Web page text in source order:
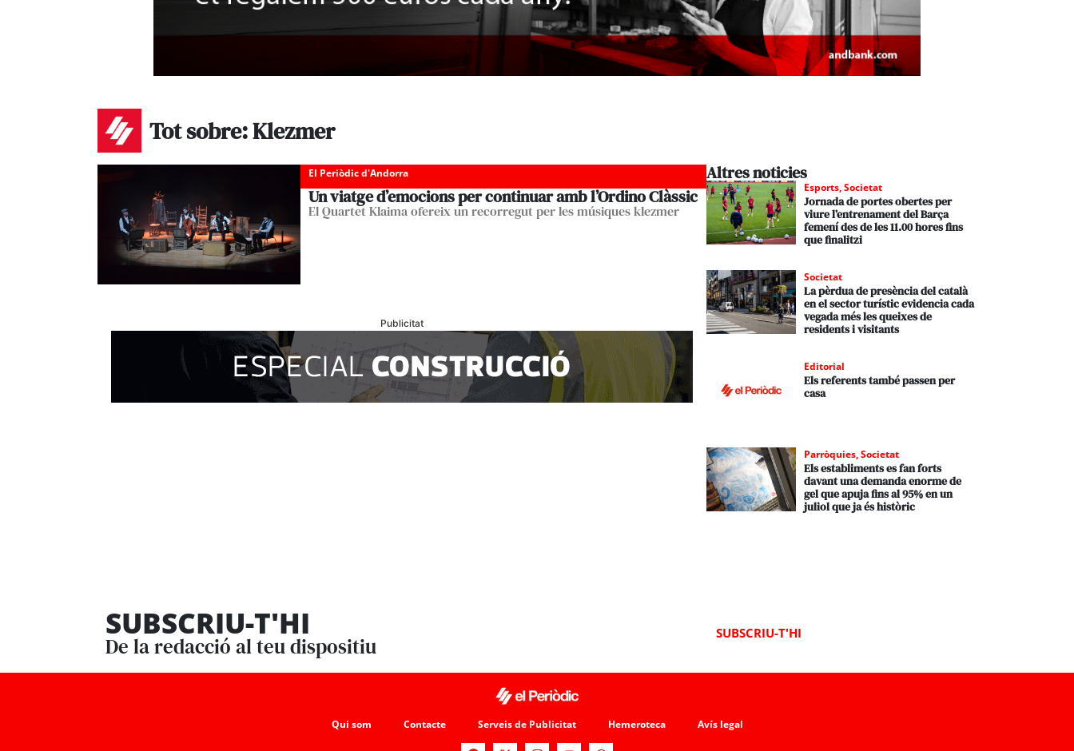
Tot sobre: Klezmer
El Periòdic d'Andorra
Un viatge d’emocions per continuar amb l’Ordino Clàssic
El Quartet Klaima ofereix un recorregut per les músiques klezmer
Publicitat
Altres noticies
Esports,Societat
Jornada de portes obertes per
viure l’entrenament del Barça
femení des de les 11.00 hores fins
que finalitzi
Societat
La pèrdua de presència del català
en el sector turístic evidencia cada
vegada més les queixes de
residents i visitants
Editorial
Els referents també passen per
casa
Parròquies,Societat
Els establiments es fan forts
davant una demanda enorme de
gel que apuja fins al 95% en un
juliol que ja és històric
SUBSCRIU-T'HI
De la redacció al teu dispositiu
SUBSCRIU-T'HI
Qui som Contacte Serveis de Publicitat Hemeroteca Avís legal